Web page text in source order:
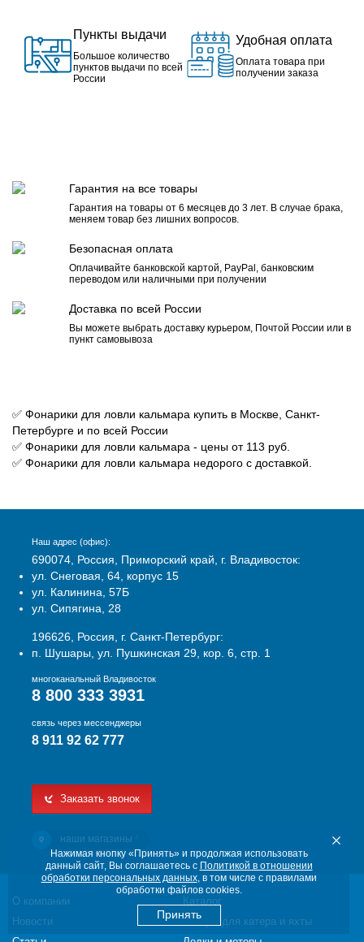
Пункты выдачи
Большое количество
пунктов выдачи по всей
России
Удобная оплата
Оплата товара при
получении заказа
Гарантия на все товары
Гарантия на товары от 6 месяцев до 3 лет. В случае брака,
меняем товар без лишних вопросов.
Безопасная оплата
Оплачивайте банковской картой, PayPal, банковским
переводом или наличными при получении
Доставка по всей России
Вы можете выбрать доставку курьером, Почтой России или в
пункт самовывоза
✅ Фонарики для ловли кальмара купить в Москве, Санкт-
Петербурге и по всей России
✅ Фонарики для ловли кальмара - цены от 113 руб.
✅ Фонарики для ловли кальмара недорого с доставкой.
Наш адрес (офис):
690074, Россия, Приморский край, г. Владивосток:
ул. Снеговая, 64, корпус 15
ул. Калинина, 57Б
ул. Сипягина, 28
196626, Россия, г. Санкт-Петербург:
п. Шушары, ул. Пушкинская 29, кор. 6, стр. 1
многоканальный Владивосток
8 800 333 3931
связь через мессенджеры
8 911 92 62 777
Заказать звонок
наши магазины
О компании
Новости
Каталог
Товары для катера и яхты
Нажимая кнопку «Принять» и продолжая использовать
данный сайт, Вы соглашаетесь с Политикой в отношении
обработки персональных данных, в том числе с правилами
обработки файлов cookies.
Принять